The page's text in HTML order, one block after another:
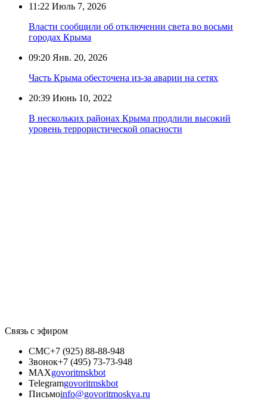
11:22 Июль 7, 2026
Власти сообщили об отключении света во восьми
городах Крыма
09:20 Янв. 20, 2026
Часть Крыма обесточена из-за аварии на сетях
20:39 Июнь 10, 2022
В нескольких районах Крыма продлили высокий
уровень террористической опасности
Связь с эфиром
СМС+7 (925) 88-88-948
Звонок+7 (495) 73-73-948
MAXgovoritmskbot
Telegramgovoritmskbot
Письмоinfo@govoritmoskva.ru